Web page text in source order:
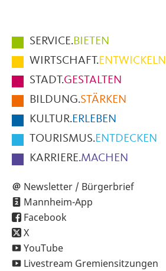
Hauptmenüpunkte
im
Fußbereich
der
Seite
SERVICE.BIETEN
WIRTSCHAFT.ENTWICKELN
STADT.GESTALTEN
BILDUNG.STÄRKEN
KULTUR.ERLEBEN
TOURISMUS.ENTDECKEN
KARRIERE.MACHEN
Newsletter / Bürgerbrief
Mannheim-App
Facebook
X
YouTube
Livestream Gremiensitzungen